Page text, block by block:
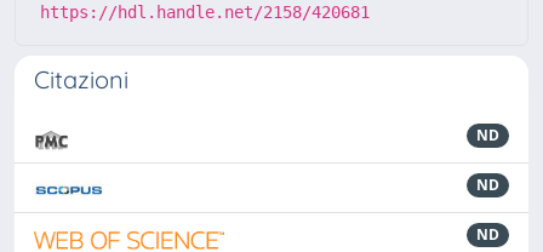
https://hdl.handle.net/2158/420681
Citazioni
ND
ND
ND